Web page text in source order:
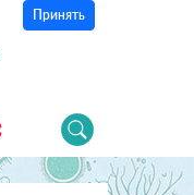
Принять